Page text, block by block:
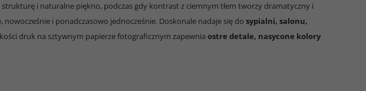
i naturalne piękno, podczas gdy kontrast z ciemnym tłem tworzy dramatyczny i
i ponadczasowo jednocześnie. Doskonale nadaje się do sypialni, salonu,
druk na sztywnym papierze fotograficznym zapewnia ostre detale, nasycone kolory